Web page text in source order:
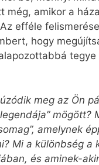
még, amikor a
efféle
hogy
tegye
meg az Ön
mögött?
amelynek
Mi a különbség a
és aminek-